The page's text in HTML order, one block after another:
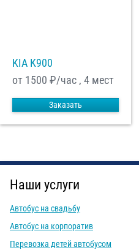
KIA K900
от 1500 ₽/час , 4 мест
Заказать
Наши услуги
Автобус на свадьбу
Автобус на корпоратив
Перевозка детей автобусом